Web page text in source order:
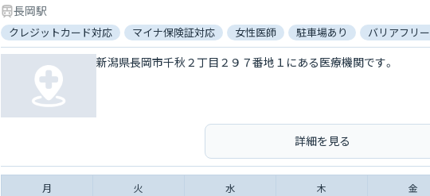
長岡駅
クレジットカード対応 マイナ保険証対応 女性医師 駐車場あり バリアフリー
新潟県長岡市千秋２丁目２９７番地１にある医療機関です。
詳細を見る
月 火 水 木 金